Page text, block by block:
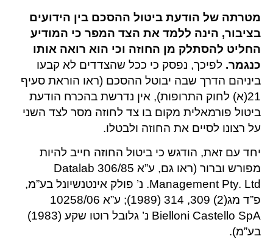
מטרתה של הודעת ביטול ההסכם בין הידועים
בציבור, הינה ללמד את הצד המפר כי המודיע
החליט להסתלק מן החוזה וכי הוא רואה אותו
כנגמר. לפיכך, נפסק כי ככל שהצדדים לא קבעו
ביניהם הדרך שבה יבוטל ההסכם (ראו הוראת סעיף
21(א) לחוק התרופות), אין נדרשת בהכרח הודעת
ביטול פורמאלית מקום בו צד לחוזה מסר לצד השני
על רצונו לסיים את החוזה ולבטלו.
יחד עם זאת, הודגש כי ביטול החוזה חייב להיות
מפורש וברור (ראו גם, ע”א 306/85 Datalab
Management Pty. Ltd. נ’ פולק אינטנשיונל בע”מ,
פ”ד מג(2) 309, 314 (1989); ע”א 10258/06
Bielloni Castello SpA נ’ גלובל רוטו שקע (1983)
בע”מ).